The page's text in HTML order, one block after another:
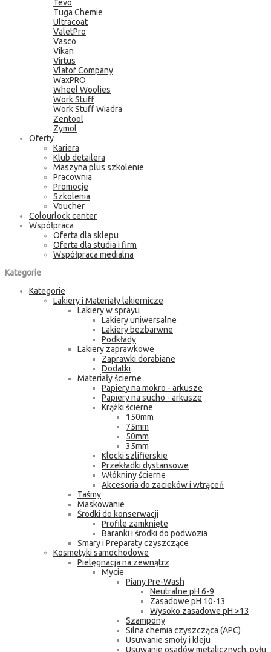
Tevo
Tuga Chemie
Ultracoat
ValetPro
Vasco
Vikan
Virtus
Vlatof Company
WaxPRO
Wheel Woolies
Work Stuff
Work Stuff Wiadra
Zentool
Zymöl
Oferty
Kariera
Klub detailera
Maszyna plus szkolenie
Pracownia
Promocje
Szkolenia
Voucher
Colourlock center
Współpraca
Oferta dla sklepu
Oferta dla studia i firm
Współpraca medialna
Kategorie
Kategorie
Lakiery i Materiały lakiernicze
Lakiery w sprayu
Lakiery uniwersalne
Lakiery bezbarwne
Podkłady
Lakiery zaprawkowe
Zaprawki dorabiane
Dodatki
Materiały ścierne
Papiery na mokro - arkusze
Papiery na sucho - arkusze
Krążki ścierne
150mm
75mm
50mm
35mm
Klocki szlifierskie
Przekładki dystansowe
Włókniny ścierne
Akcesoria do zacieków i wtrąceń
Taśmy
Maskowanie
Środki do konserwacji
Profile zamknięte
Baranki i środki do podwozia
Smary i Preparaty czyszczące
Kosmetyki samochodowe
Pielęgnacja na zewnątrz
Mycie
Piany Pre-Wash
Neutralne pH 6-9
Zasadowe pH 10-13
Wysoko zasadowe pH >13
Szampony
Silna chemia czyszcząca (APC)
Usuwanie smoły i kleju
Usuwanie osadów metalicznych, pyłu